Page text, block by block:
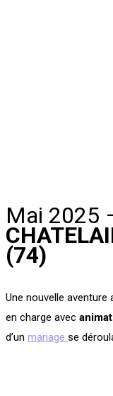
Mai 2025
(74)
Une nouvelle
en charge avec
d’un mariage se